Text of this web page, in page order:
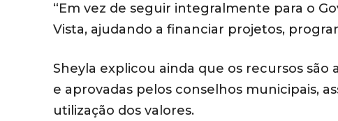
“Em vez de seguir integralmente para o
Vista, ajudando a financiar projetos,
Sheyla explicou ainda que os recursos
e aprovadas pelos conselhos municipais,
utilização dos valores.